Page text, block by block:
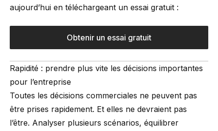
aujourd’hui en téléchargeant un essai gratuit :
Obtenir un essai gratuit
Rapidité : prendre plus vite les décisions importantes
pour l’entreprise
Toutes les décisions commerciales ne peuvent pas
être prises rapidement. Et elles ne devraient pas
l’être. Analyser plusieurs scénarios, équilibrer